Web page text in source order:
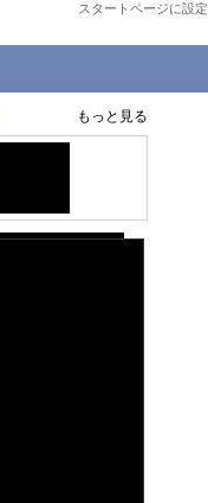
スタートページに設定
もっと見る